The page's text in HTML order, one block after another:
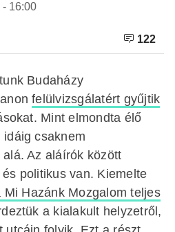
- 16:00
122
Budaházy
felülvizsgálatért gyűjtik
Mint elmondta élő
csaknem
Az aláírók között
politikus van. Kiemelte
Hazánk Mozgalom teljes
a kialakult helyzetről,